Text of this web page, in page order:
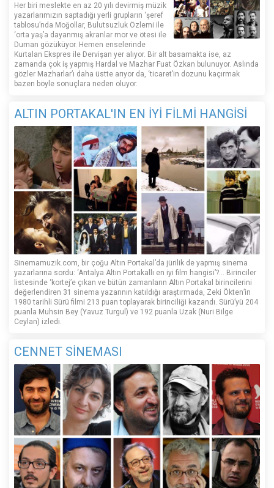
Her biri meslekte en az 20 yılı devirmiş müzik
yazarlarımızın saptadığı yerli grupların ‘şeref
tablosu’nda Moğollar, Bulutsuzluk Özlemi ile
‘orta yaş’a dayanmış akranlar mor ve ötesi ile
Duman gözüküyor. Hemen enselerinde
Kurtalan Ekspres ile Dervişan yer alıyor. Bir alt basamakta ise, az
zamanda çok iş yapmış Hardal ve Mazhar Fuat Özkan bulunuyor. Aslında
gözler Mazharlar’ı daha üstte arıyor da, ‘ticaret’in dozunu kaçırmak
bazen böyle sonuçlara neden oluyor.
ALTIN PORTAKAL'IN EN İYİ FİLMİ HANGİSİ
Sinemamuzik.com, bir çoğu Altın Portakal’da jürilik de yapmış sinema
yazarlarına sordu: ‘Antalya Altın Portakallı en iyi film hangisi’?... Birinciler
listesinde ‘kortej’e çıkan ve bütün zamanların Altın Portakal birincilerini
değerlendiren 31 sinema yazarının katıldığı araştırmada, Zeki Ökten’in
1980 tarihli Sürü filmi 213 puan toplayarak birinciliği kazandı. Sürü’yü 204
puanla Muhsin Bey (Yavuz Turgul) ve 192 puanla Uzak (Nuri Bilge
Ceylan) izledi.
CENNET SİNEMASI